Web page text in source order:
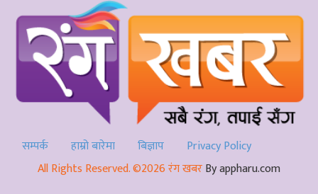
सम्पर्क हाम्रो बारेमा बिज्ञाप
Privacy Policy
All Rights Reserved. ©2026 रंग खबरBy appharu.com